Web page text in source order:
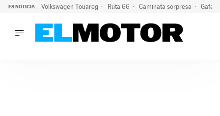
ES NOTICIA: Volkswagen Touareg Ruta 66 Caminata sorpresa Gafas